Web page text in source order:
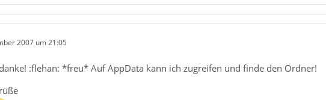
2007 um 21:05
danke! :flehan: *freu* Auf AppData kann ich zugreifen und finde den Ordner!